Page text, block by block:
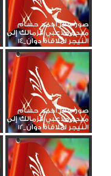
صور سفر أحمد حسام
ميدو ولاعبي الزمالك إلى
النيجر لملاقاة دوان_14
صور سفر أحمد حسام
ميدو ولاعبي الزمالك إلى
النيجر لملاقاة دوان_12